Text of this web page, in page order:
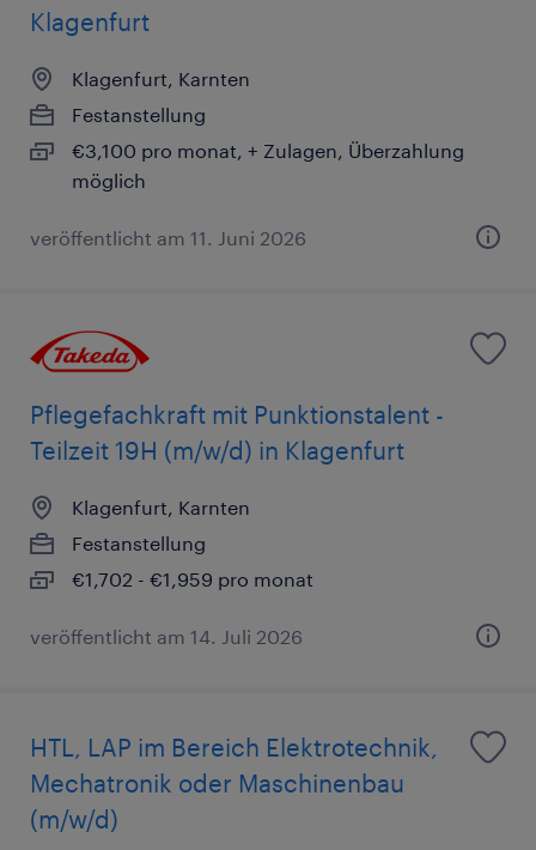
Klagenfurt
Klagenfurt, Karnten
Festanstellung
€3,100 pro monat, + Zulagen, Überzahlung
möglich
veröffentlicht am 11. Juni 2026
Pflegefachkraft mit Punktionstalent -
Teilzeit 19H (m/w/d) in Klagenfurt
Klagenfurt, Karnten
Festanstellung
€1,702 - €1,959 pro monat
veröffentlicht am 14. Juli 2026
HTL, LAP im Bereich Elektrotechnik,
Mechatronik oder Maschinenbau
(m/w/d)